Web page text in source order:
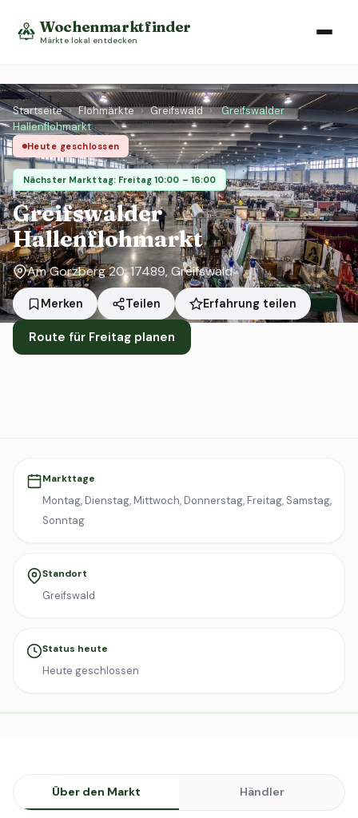
Wochenmarktfinder
Märkte lokal entdecken
Startseite › Flohmärkte › Greifswald ›
Greifswalder
Hallenflohmarkt
Heute geschlossen
Nächster Markttag: Freitag 10:00 – 16:00
Greifswalder
Hallenflohmarkt
Am Gorzberg 20, 17489, Greifswald
Merken Teilen Erfahrung teilen
Route für Freitag planen
Markttage
Montag, Dienstag, Mittwoch, Donnerstag, Freitag, Samstag,
Sonntag
Standort
Greifswald
Status heute
Heute geschlossen
Über den Markt Händler